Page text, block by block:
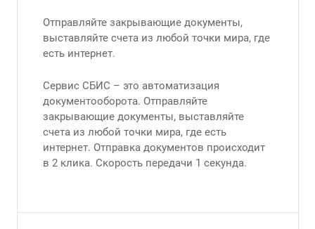
Отправляйте закрывающие документы,
выставляйте счета из любой точки мира, где
есть интернет.
Сервис СБИС – это автоматизация
документооборота. Отправляйте
закрывающие документы, выставляйте
счета из любой точки мира, где есть
интернет. Отправка документов происходит
в 2 клика. Скорость передачи 1 секунда.